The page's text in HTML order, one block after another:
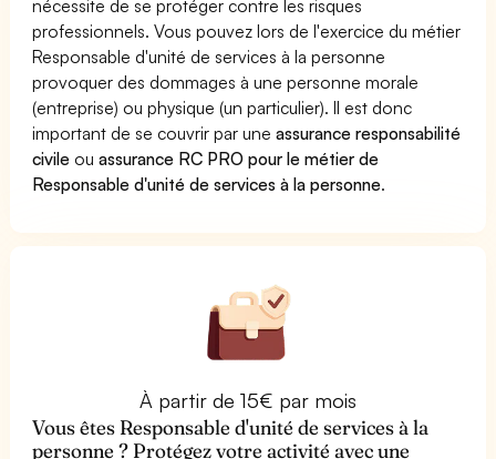
nécessite de se protéger contre les risques
professionnels. Vous pouvez lors de l'exercice du métier
Responsable d'unité de services à la personne
provoquer des dommages à une personne morale
(entreprise) ou physique (un particulier). Il est donc
important de se couvrir par uneassurance responsabilité
civile ouassurance RC PRO pour le métier de
Responsable d'unité de services à la personne.
À partir de 15€ par mois
Vous êtes Responsable d'unité de services à la
personne ? Protégez votre activité avec une